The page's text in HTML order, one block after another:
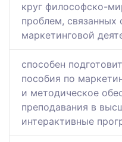
круг философско-
проблем, связанных
маркетинговой
способен
пособия по
и методическое
преподавания в
интерактивные